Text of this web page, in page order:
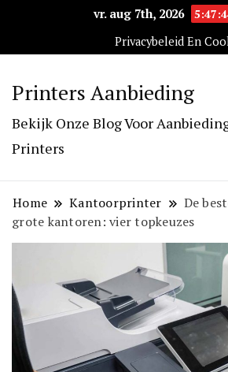
vr. aug 7th, 2026
Privacybeleid En
Printers Aanbieding
Bekijk Onze Blog Voor
Printers
Home Kantoorprinter
De
grote kantoren: vier topkeuzes